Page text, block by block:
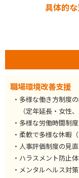
具体的な
職場環境改善支援
・多様な働き方制度
（定年延長・女性
・多様な労働時間制
・柔軟で多様な休暇
・人事評価制度の見
・ハラスメント防止
・メンタルヘルス対